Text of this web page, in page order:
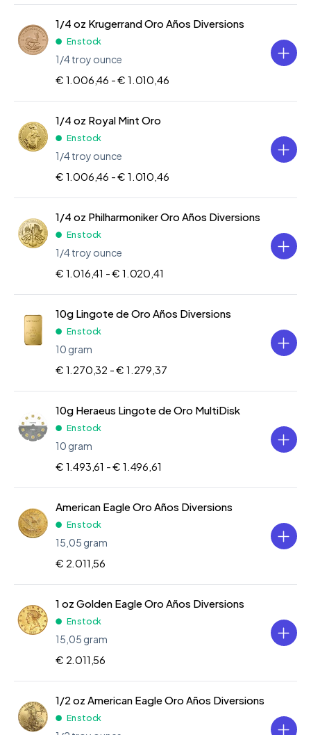
1/4 oz Krugerrand Oro Años Diversions
En stock
1/4 troy ounce
€ 1.006,46 -€ 1.010,46
1/4 oz Royal Mint Oro
En stock
1/4 troy ounce
€ 1.006,46 -€ 1.010,46
1/4 oz Philharmoniker Oro Años Diversions
En stock
1/4 troy ounce
€ 1.016,41 -€ 1.020,41
10g Lingote de Oro Años Diversions
En stock
10 gram
€ 1.270,32 -€ 1.279,37
10g Heraeus Lingote de Oro MultiDisk
En stock
10 gram
€ 1.493,61 -€ 1.496,61
American Eagle Oro Años Diversions
En stock
15,05 gram
€ 2.011,56
1 oz Golden Eagle Oro Años Diversions
En stock
15,05 gram
€ 2.011,56
1/2 oz American Eagle Oro Años Diversions
En stock